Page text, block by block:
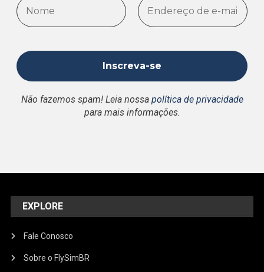
Não fazemos spam! Leia nossa política de privacidade
para mais informações.
EXPLORE
Fale Conosco
Sobre o FlySimBR